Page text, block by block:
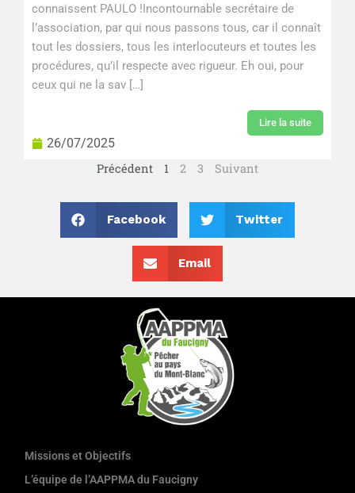
connaissent PAULO !Incontournable secrétaire de
l’association, par qui nous passons tous, car il connaît
tout les dossiers, tous les interlocuteurs et toutes les
procédures, qu’il respecte avec rigueur. Eh oui, pour
ceux qui ne la sav […]
Lire la suite
26/07/2025
Précédent
1 2 3 Suivant
Facebook Twitter
Email
Missions et Objectifs
L’équipe de l’AAPPMA du Faucigny